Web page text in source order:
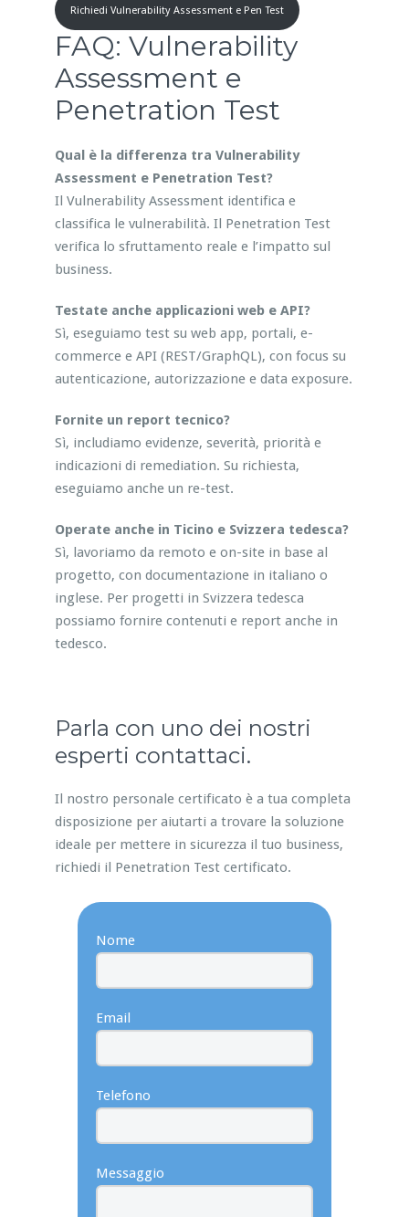
Richiedi Vulnerability Assessment e Pen Test
FAQ: Vulnerability
Assessment e
Penetration Test
Qual è la differenza tra Vulnerability
Assessment e Penetration Test?
Il Vulnerability Assessment identifica e
classifica le vulnerabilità. Il Penetration Test
verifica lo sfruttamento reale e l’impatto sul
business.
Testate anche applicazioni web e API?
Sì, eseguiamo test su web app, portali, e-
commerce e API (REST/GraphQL), con focus su
autenticazione, autorizzazione e data exposure.
Fornite un report tecnico?
Sì, includiamo evidenze, severità, priorità e
indicazioni di remediation. Su richiesta,
eseguiamo anche un re-test.
Operate anche in Ticino e Svizzera tedesca?
Sì, lavoriamo da remoto e on-site in base al
progetto, con documentazione in italiano o
inglese. Per progetti in Svizzera tedesca
possiamo fornire contenuti e report anche in
tedesco.
Parla con uno dei nostri
esperti contattaci.
Il nostro personale certificato è a tua completa
disposizione per aiutarti a trovare la soluzione
ideale per mettere in sicurezza il tuo business,
richiedi il Penetration Test certificato.
Nome
Email
Telefono
Messaggio